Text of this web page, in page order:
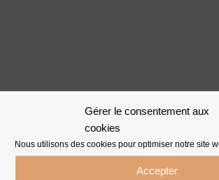
Gérer le consentement aux
cookies
Nous utilisons des cookies pour optimiser notre site
Accepter